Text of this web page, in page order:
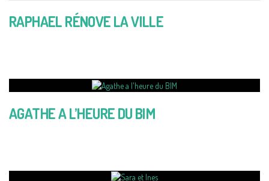
RAPHAEL RÉNOVE LA VILLE
AGATHE A L’HEURE DU BIM